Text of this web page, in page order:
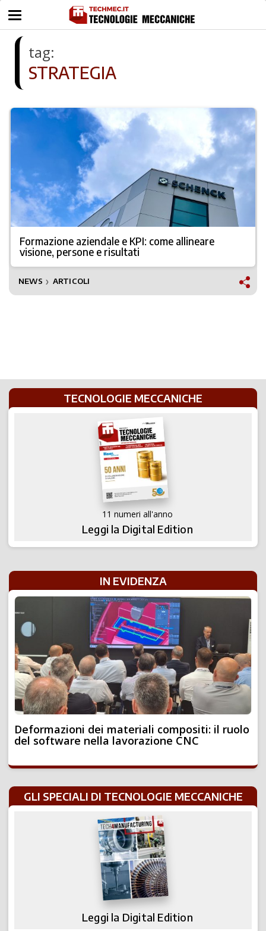
tag:
STRATEGIA
Formazione aziendale e KPI: come allineare
visione, persone e risultati
NEWS ❯ ARTICOLI
TECNOLOGIE MECCANICHE
11 numeri all'anno
Leggi la Digital Edition
IN EVIDENZA
Deformazioni dei materiali compositi: il ruolo
del software nella lavorazione CNC
GLI SPECIALI DI TECNOLOGIE MECCANICHE
Leggi la Digital Edition